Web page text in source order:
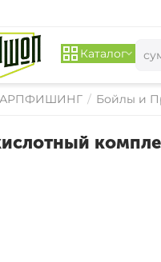
Каталог
/ Бойлы и